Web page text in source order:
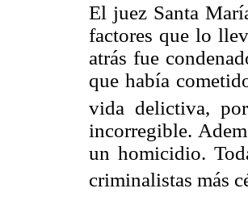
El juez Santa
factores que lo
atrás fue
que había
vida delictiva,
incorregible.
un homicidio.
criminalistas más